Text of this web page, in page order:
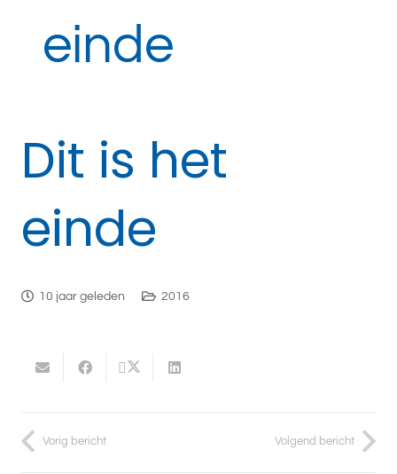
einde
Dit is het
einde
10 jaar geleden 2016
Vorig bericht Volgend bericht